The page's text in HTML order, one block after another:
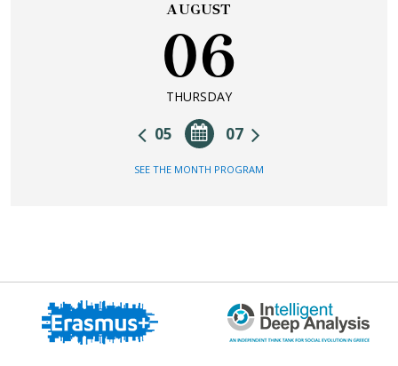
AUGUST
06
THURSDAY
07
05
SEE THE MONTH PROGRAM